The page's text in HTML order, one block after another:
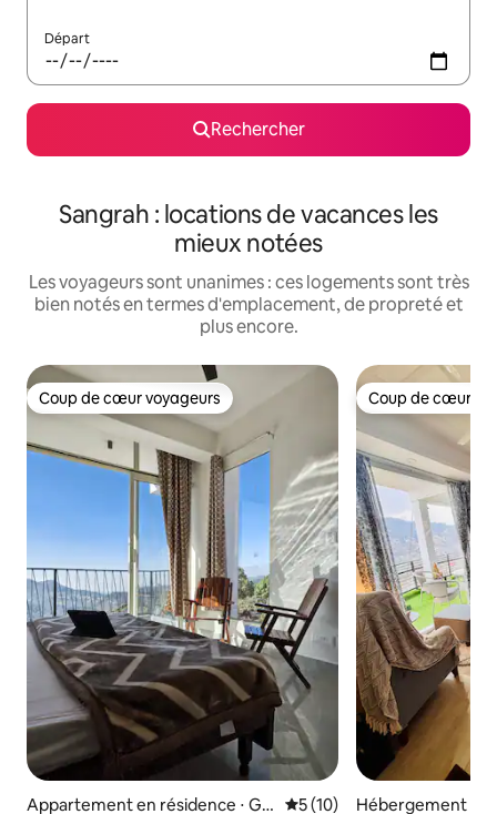
Départ
Rechercher
Sangrah : locations de vacances les
mieux notées
Les voyageurs sont unanimes : ces logements sont très
bien notés en termes d'emplacement, de propreté et
plus encore.
Coup de cœur voyageurs
Coup de cœur voyageurs
Appartement en résidence ⋅ Ga
Évaluation moyenne sur la
5 (10)
Coup de cœur
Coup de cœur
Hébergement ⋅